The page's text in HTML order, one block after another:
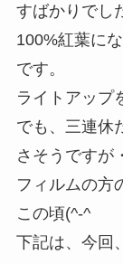
すばかりでし
100%紅葉に
です。
ライトアップ
でも、三連休
さそうですが
フィルムの方
この頃(^-^
下記は、今回